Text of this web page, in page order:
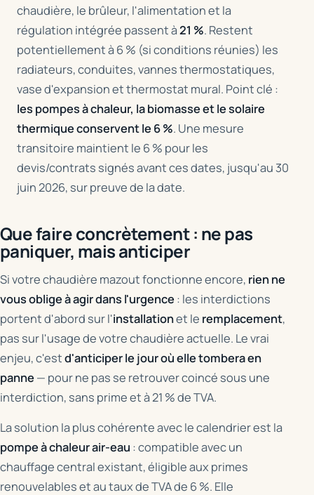
chaudière, le brûleur, l'alimentation et la
régulation intégrée passent à21 %. Restent
potentiellement à 6 % (si conditions réunies) les
radiateurs, conduites, vannes thermostatiques,
vase d'expansion et thermostat mural. Point clé :
les pompes à chaleur, la biomasse et le solaire
thermique conservent le 6 %. Une mesure
transitoire maintient le 6 % pour les
devis/contrats signés avant ces dates, jusqu'au 30
juin 2026, sur preuve de la date.
Que faire concrètement : ne pas
paniquer, mais anticiper
Si votre chaudière mazout fonctionne encore, rien ne
vous oblige à agir dans l'urgence: les interdictions
portent d'abord sur l'installationet le remplacement,
pas sur l'usage de votre chaudière actuelle. Le vrai
enjeu, c'estd'anticiper le jour où elle tombera en
panne— pour ne pas se retrouver coincé sous une
interdiction, sans prime et à 21 % de TVA.
La solution la plus cohérente avec le calendrier est la
pompe à chaleur air-eau : compatible avec un
chauffage central existant, éligible aux primes
renouvelables et au taux de TVA de 6 %. Elle